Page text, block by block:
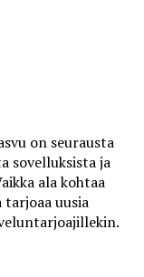
on seurausta
sovelluksista ja
ala kohtaa
tarjoaa uusia